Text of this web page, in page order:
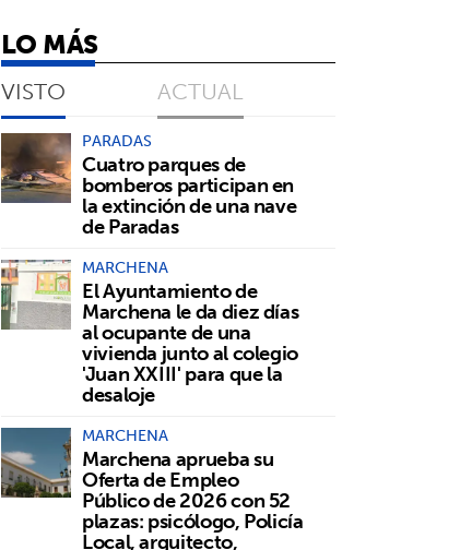
LO MÁS
VISTO ACTUAL
PARADAS
Cuatro parques de
bomberos participan en
la extinción de una nave
de Paradas
MARCHENA
El Ayuntamiento de
Marchena le da diez días
al ocupante de una
vivienda junto al colegio
'Juan XXIII' para que la
desaloje
MARCHENA
Marchena aprueba su
Oferta de Empleo
Público de 2026 con 52
plazas: psicólogo, Policía
Local, arquitecto,